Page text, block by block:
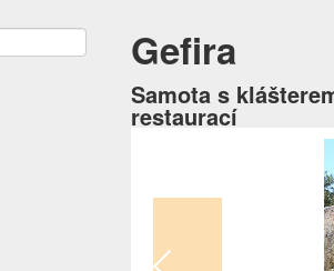
Gefira
Samota s
restaurací